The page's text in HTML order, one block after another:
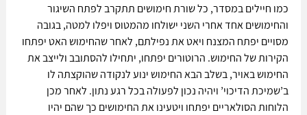
כמו חיילים במסדר, כל שורת חימושים תתקרב לפתח השיגור
והחימושים אחד אחרי השני ישולחו מהמטוס ויפלו למטה, בגובה
מסויים יפתח המצנח ויאט את נפילתם, לאחר שהחימוש האט יפתחו
הקירות של החימוש. הרוטורים יפתחו, יתחילו להסתובב ולייצב את
החימוש באויר, בשלב הבא החימוש ינוע לנקודה שהוקצתה לו
ב’שמיכת הדיכוי’ ויהיה נכון לפעולה בכל רגע נתון. לאחר מכן
הלוחות הסולאריים יפתחו ויטעינו את החימושים כך שהם יהיו